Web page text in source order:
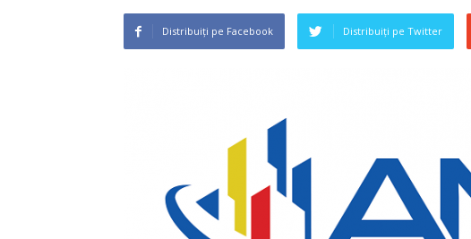
Distribuiți pe Facebook Distribuiți pe Twitter